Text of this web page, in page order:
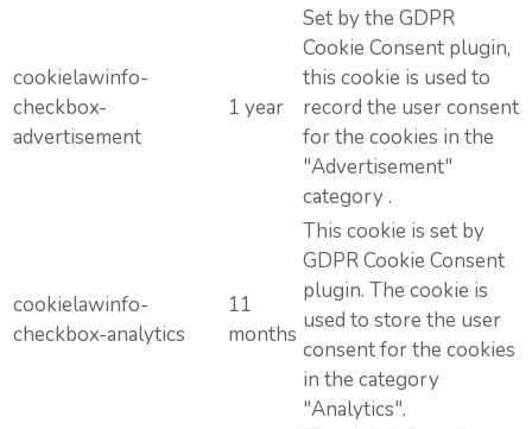
cookielawinfo-
checkbox-
advertisement
1 year
Set by the GDPR
Cookie Consent plugin,
this cookie is used to
record the user consent
for the cookies in the
"Advertisement"
category .
cookielawinfo-
checkbox-analytics
11
months
This cookie is set by
GDPR Cookie Consent
plugin. The cookie is
used to store the user
consent for the cookies
in the category
"Analytics".